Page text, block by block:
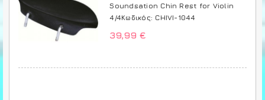
Soundsation Chin Rest for Violin
4/4Κωδικός: CHIVI-1044
39,99 €